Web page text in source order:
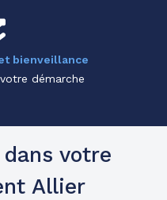
bienveillance
démarche
votre
Allier